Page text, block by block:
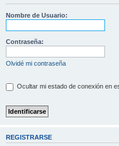
Nombre de Usuario:
Contraseña:
Olvidé mi contraseña
Ocultar mi estado de conexión en
REGISTRARSE